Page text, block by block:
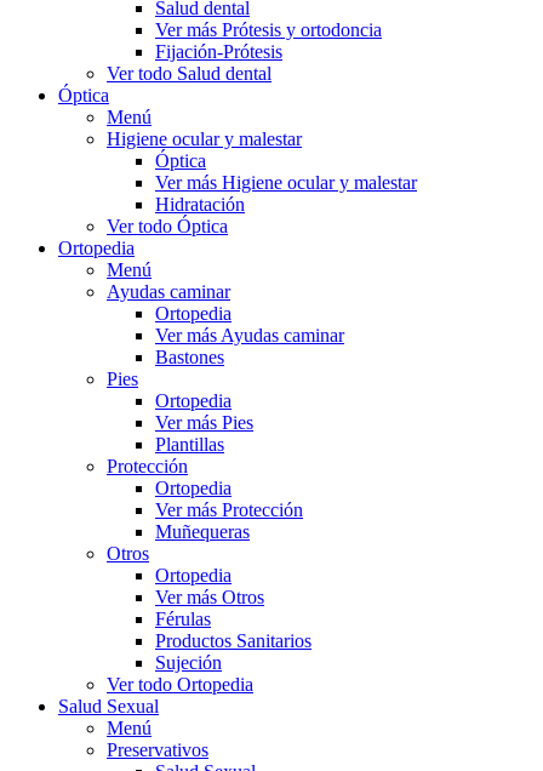
Salud dental
Ver más Prótesis y ortodoncia
Fijación-Prótesis
Ver todo Salud dental
Óptica
Menú
Higiene ocular y malestar
Óptica
Ver más Higiene ocular y malestar
Hidratación
Ver todo Óptica
Ortopedia
Menú
Ayudas caminar
Ortopedia
Ver más Ayudas caminar
Bastones
Pies
Ortopedia
Ver más Pies
Plantillas
Protección
Ortopedia
Ver más Protección
Muñequeras
Otros
Ortopedia
Ver más Otros
Férulas
Productos Sanitarios
Sujeción
Ver todo Ortopedia
Salud Sexual
Menú
Preservativos